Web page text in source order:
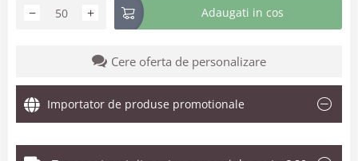
+
− Adaugati in cos
Cere oferta de personalizare
Importator de produse promotionale